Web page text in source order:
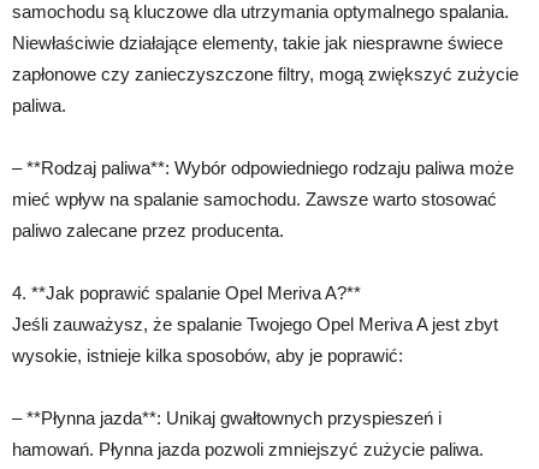
samochodu są kluczowe dla utrzymania optymalnego spalania.
Niewłaściwie działające elementy, takie jak niesprawne świece
zapłonowe czy zanieczyszczone filtry, mogą zwiększyć zużycie
paliwa.
– **Rodzaj paliwa**: Wybór odpowiedniego rodzaju paliwa może
mieć wpływ na spalanie samochodu. Zawsze warto stosować
paliwo zalecane przez producenta.
4. **Jak poprawić spalanie Opel Meriva A?**
Jeśli zauważysz, że spalanie Twojego Opel Meriva A jest zbyt
wysokie, istnieje kilka sposobów, aby je poprawić:
– **Płynna jazda**: Unikaj gwałtownych przyspieszeń i
hamowań. Płynna jazda pozwoli zmniejszyć zużycie paliwa.